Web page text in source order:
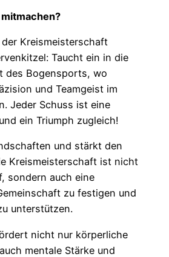
der Kreismeisterschaft
Taucht ein in die
des Bogensports, wo
und Teamgeist im
Jeder Schuss ist eine
ein Triumph zugleich!
und stärkt den
Kreismeisterschaft ist nicht
sondern auch eine
zu festigen und
unterstützen.
nicht nur körperliche
mentale Stärke und